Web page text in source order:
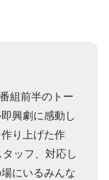
組前半のトー
興劇に感動し
り上げた作
ッフ、対応し
にいるみんな